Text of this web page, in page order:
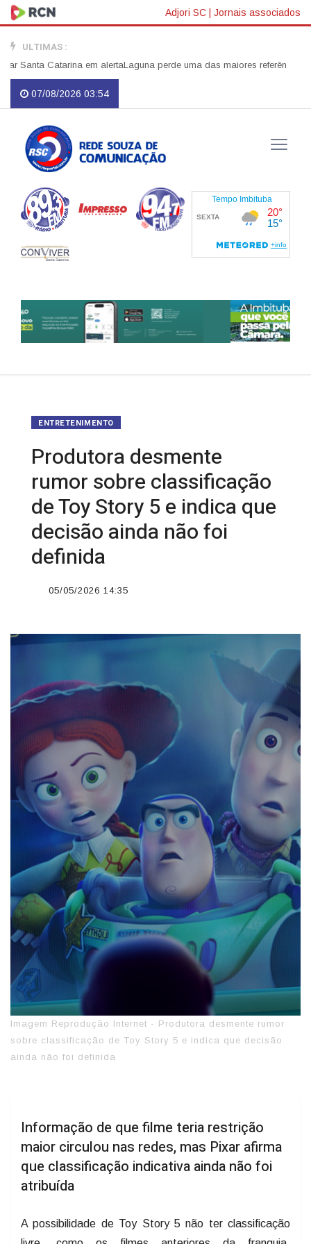
Adjori SC | Jornais associados
ULTIMAS :
Catarina em alertaLaguna perde uma das maiores referências do
07/08/2026 03:54
ENTRETENIMENTO
Produtora desmente
rumor sobre classificação
de Toy Story 5 e indica que
decisão ainda não foi
definida
05/05/2026 14:35
Imagem Reprodução Internet - Produtora desmente rumor
sobre classificação de Toy Story 5 e indica que decisão
ainda não foi definida
Informação de que filme teria restrição
maior circulou nas redes, mas Pixar afirma
que classificação indicativa ainda não foi
atribuída
A possibilidade de Toy Story 5 não ter classificação